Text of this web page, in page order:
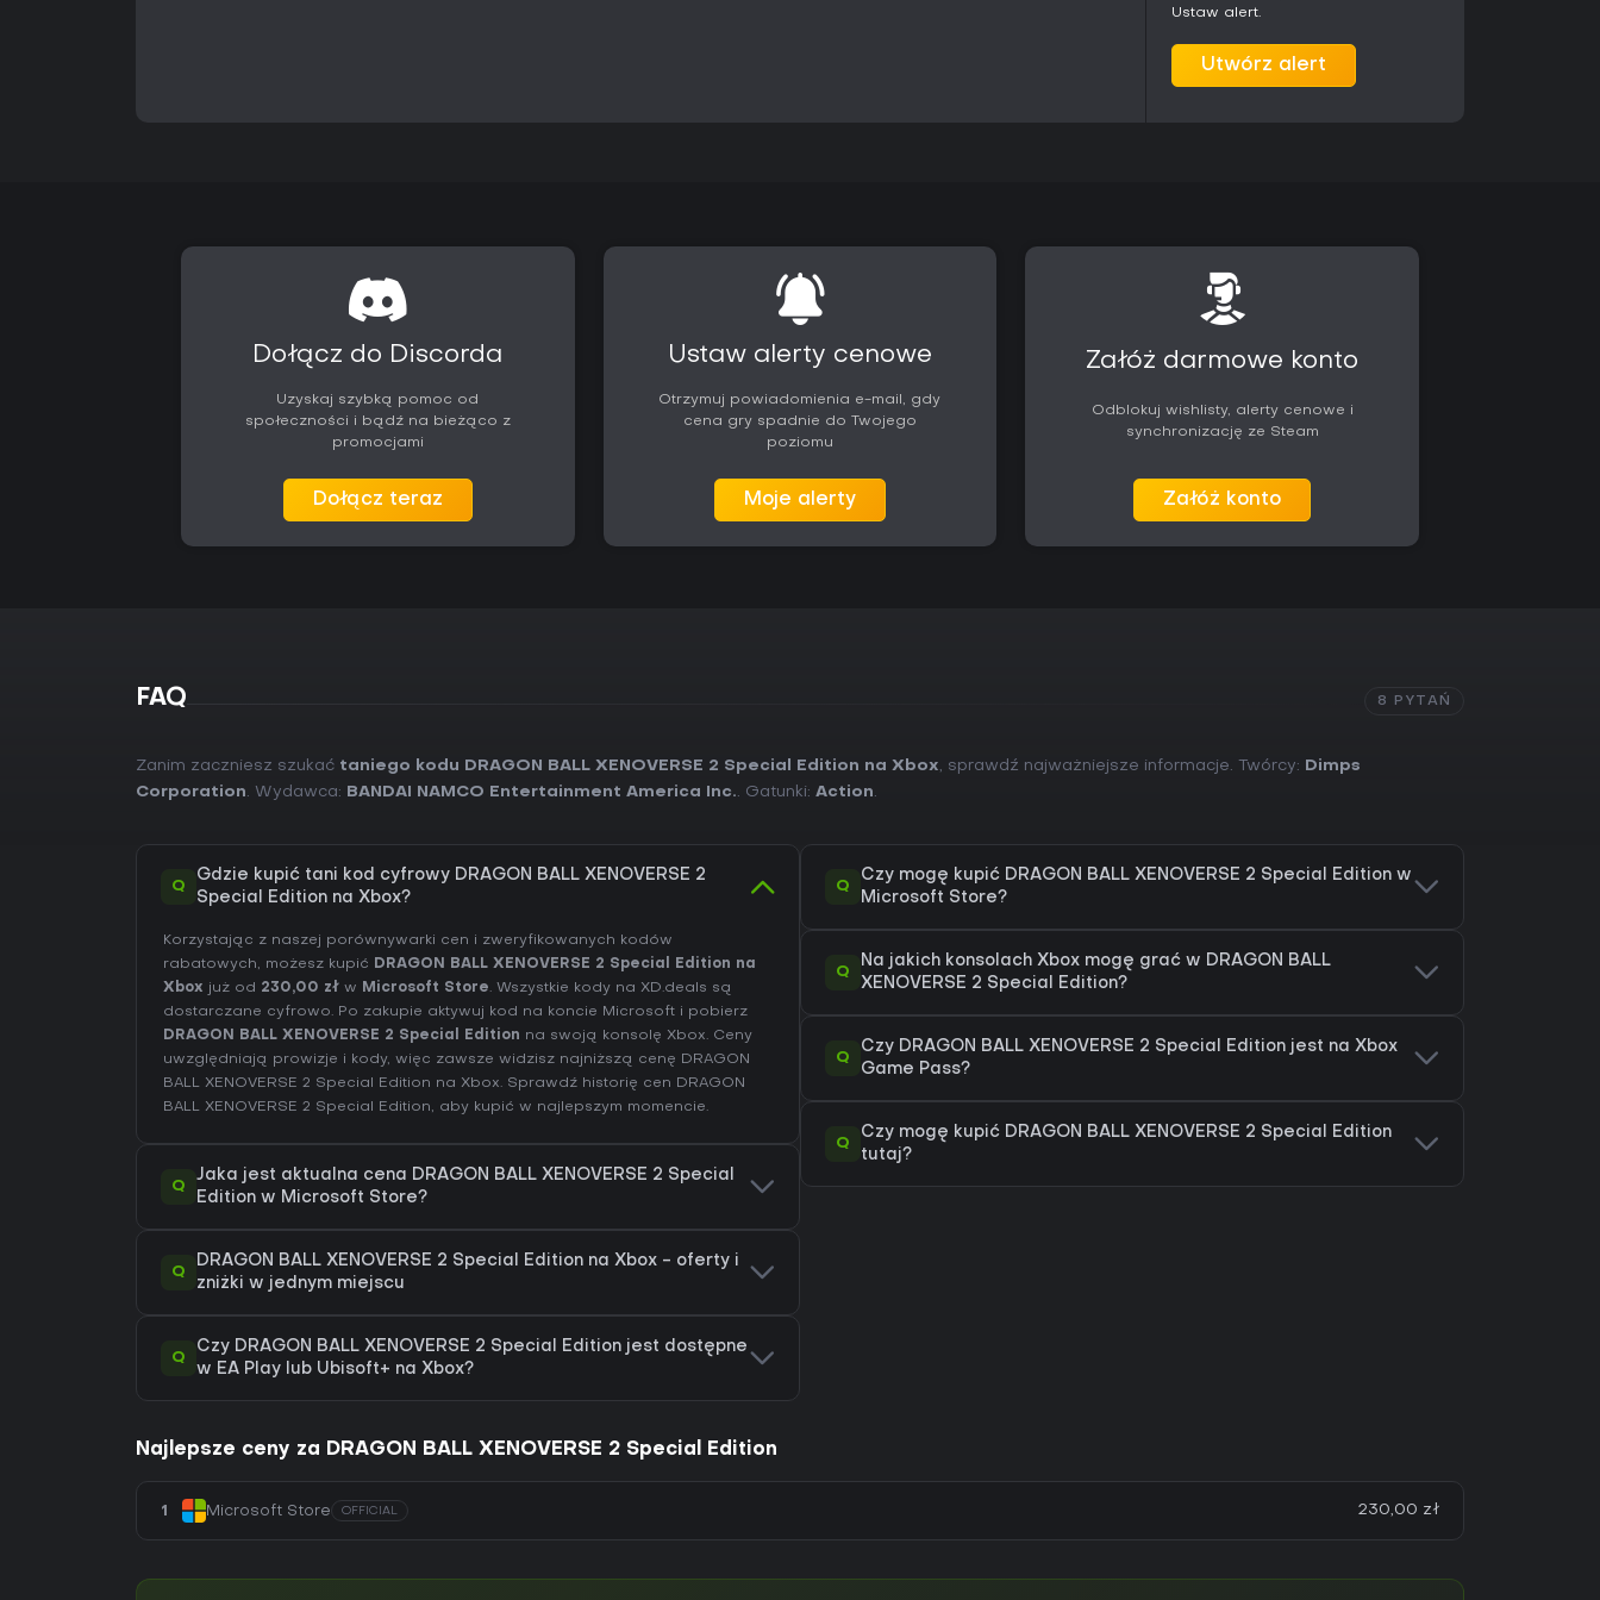
czasu i rozwoju postaci, co szczególnie przypadnie do gustu fanom łączącym
walki są responsywne, a różnorodność Parallel Quests oraz opcji versus
zapewnia rozrywkę wykraczającą poza długość kampanii. Dzięki wsparciu w
Ustaw alert.
Utwórz alert
Dołącz do Discorda
Uzyskaj szybką pomoc od
społeczności i bądź na bieżąco z
promocjami
Dołącz teraz
Ustaw alerty cenowe
Otrzymuj powiadomienia e-mail, gdy
cena gry spadnie do Twojego
poziomu
Moje alerty
Załóż darmowe konto
Odblokuj wishlisty, alerty cenowe i
synchronizację ze Steam
Załóż konto
FAQ 8 PYTAŃ
Zanim zaczniesz szukać taniego kodu DRAGON BALL XENOVERSE 2 Special Edition na Xbox, sprawdź najważniejsze informacje. Twórcy:
Dimps
Corporation. Wydawca: BANDAI NAMCO Entertainment America Inc.. Gatunki: Action.
Q
Gdzie kupić tani kod cyfrowy DRAGON BALL XENOVERSE 2
Special Edition na Xbox?
Korzystając z naszej porównywarki cen i zweryfikowanych kodów
rabatowych, możesz kupić DRAGON BALL XENOVERSE 2 Special Edition na
Xbox już od 230,00 zł w Microsoft Store. Wszystkie kody na XD.deals są
dostarczane cyfrowo. Po zakupie aktywuj kod na koncie Microsoft i pobierz
DRAGON BALL XENOVERSE 2 Special Edition na swoją konsolę Xbox. Ceny
uwzględniają prowizje i kody, więc zawsze widzisz najniższą cenę DRAGON
BALL XENOVERSE 2 Special Edition na Xbox. Sprawdź historię cen DRAGON
BALL XENOVERSE 2 Special Edition, aby kupić w najlepszym momencie.
Q
Jaka jest aktualna cena DRAGON BALL XENOVERSE 2 Special
Edition w Microsoft Store?
Q
DRAGON BALL XENOVERSE 2 Special Edition na Xbox - oferty i
zniżki w jednym miejscu
Q
Czy DRAGON BALL XENOVERSE 2 Special Edition jest dostępne
w EA Play lub Ubisoft+ na Xbox?
Q
Czy mogę kupić DRAGON BALL XENOVERSE 2 Special Edition w
Microsoft Store?
Q
Na jakich konsolach Xbox mogę grać w DRAGON BALL
XENOVERSE 2 Special Edition?
Q
Czy DRAGON BALL XENOVERSE 2 Special Edition jest na Xbox
Game Pass?
Q
Czy mogę kupić DRAGON BALL XENOVERSE 2 Special Edition
tutaj?
Najlepsze ceny za DRAGON BALL XENOVERSE 2 Special Edition
1 Microsoft Store OFFICIAL 230,00 zł